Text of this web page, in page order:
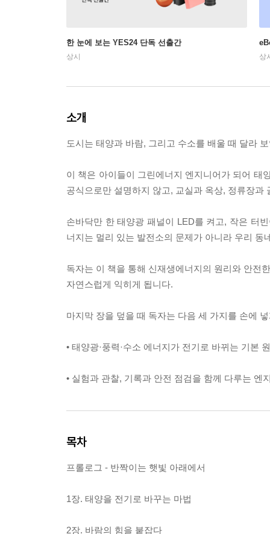
한 눈에 보는 YES24 단독 선출간
상시 상
소개
도시는 태양과 바람, 그리고 수소를 배울 때 달라
이 책은 아이들이 그린에너지 엔지니어가 되어 태
공식으로만 설명하지 않고, 교실과 옥상, 정류장
손바닥만 한 태양광 패널이 LED를 켜고, 작은 터
너지는 멀리 있는 발전소의 문제가 아니라 우리
독자는 이 책을 통해 신재생에너지의 원리와 안전
자연스럽게 익히게 됩니다.
마지막 장을 덮을 때 독자는 다음 세 가지를 손에
• 태양광·풍력·수소 에너지가 전기로 바뀌는 기본
• 실험과 관찰, 기록과 안전 점검을 함께 다루는 엔
목차
프롤로그 - 반짝이는 햇빛 아래에서
1장. 태양을 전기로 바꾸는 마법
2장. 바람의 힘을 붙잡다